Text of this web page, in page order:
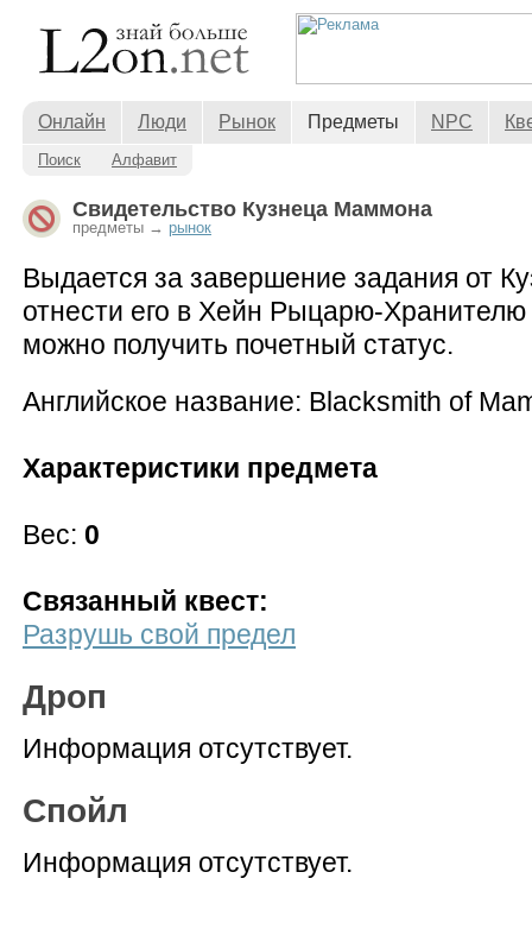
Онлайн Люди Рынок Предметы NPC
Поиск Алфавит
Свидетельство Кузнеца Маммона
предметы → рынок
Выдается за завершение задания от
отнести его в Хейн Рыцарю-
можно получить почетный статус.
Английское название: Blacksmith of
Характеристики предмета
Вес: 0
Связанный квест:
Разрушь свой предел
Дроп
Информация отсутствует.
Спойл
Информация отсутствует.